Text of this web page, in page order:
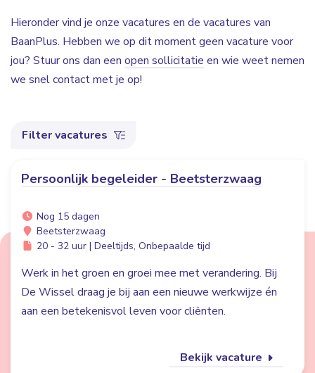
Hieronder vind je onze vacatures en de vacatures van
BaanPlus. Hebben we op dit moment geen vacature voor
jou? Stuur ons dan een open sollicitatie en wie weet nemen
we snel contact met je op!
Filter vacatures
Persoonlijk begeleider - Beetsterzwaag
Nog 15 dagen
Beetsterzwaag
20 - 32 uur | Deeltijds, Onbepaalde tijd
Werk in het groen en groei mee met verandering. Bij
De Wissel draag je bij aan een nieuwe werkwijze én
aan een betekenisvol leven voor cliënten.
Bekijk vacature